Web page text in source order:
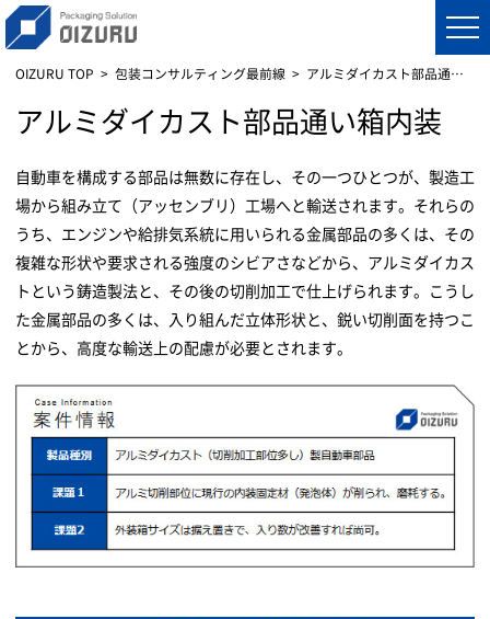
OIZURU TOP 包装コンサルティング最前線 アルミダイカスト部品通い箱内装
アルミダイカスト部品通い箱内装
自動車を構成する部品は無数に存在し、その一つひとつが、製造工
場から組み立て（アッセンブリ）工場へと輸送されます。それらの
うち、エンジンや給排気系統に用いられる金属部品の多くは、その
複雑な形状や要求される強度のシビアさなどから、アルミダイカス
トという鋳造製法と、その後の切削加工で仕上げられます。こうし
た金属部品の多くは、入り組んだ立体形状と、鋭い切削面を持つこ
とから、高度な輸送上の配慮が必要とされます。